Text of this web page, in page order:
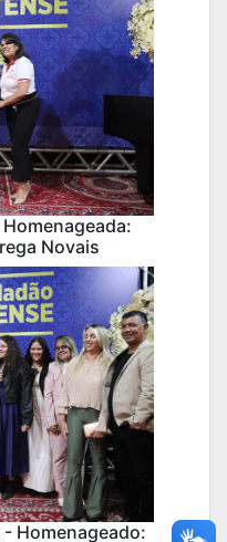
Novais
Homenageado: